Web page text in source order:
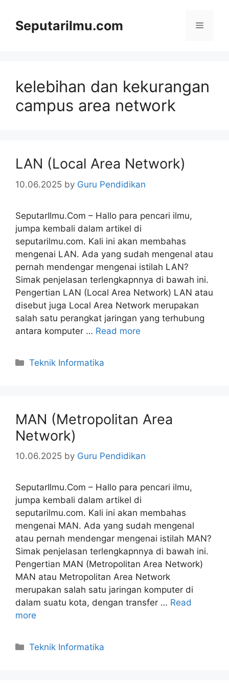
contentSeputarilmu.com Menu
kelebihan dan kekurangan
campus area network
LAN (Local Area Network)
10.06.2025 by Guru Pendidikan
SeputarIlmu.Com – Hallo para pencari ilmu,
jumpa kembali dalam artikel di
seputarilmu.com. Kali ini akan membahas
mengenai LAN. Ada yang sudah mengenal atau
pernah mendengar mengenai istilah LAN?
Simak penjelasan terlengkapnnya di bawah ini.
Pengertian LAN (Local Area Network) LAN atau
disebut juga Local Area Network merupakan
salah satu perangkat jaringan yang terhubung
antara komputer … Read more
Categories
Teknik Informatika
MAN (Metropolitan Area
Network)
10.06.2025 by Guru Pendidikan
SeputarIlmu.Com – Hallo para pencari ilmu,
jumpa kembali dalam artikel di
seputarilmu.com. Kali ini akan membahas
mengenai MAN. Ada yang sudah mengenal
atau pernah mendengar mengenai istilah MAN?
Simak penjelasan terlengkapnnya di bawah ini.
Pengertian MAN (Metropolitan Area Network)
MAN atau Metropolitan Area Network
merupakan salah satu jaringan komputer di
dalam suatu kota, dengan transfer … Read
more
Categories
Teknik Informatika